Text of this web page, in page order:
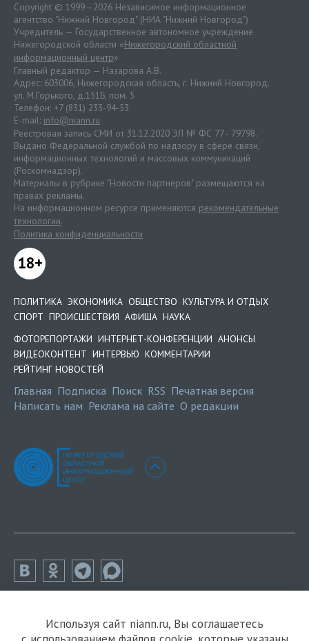
Copyright © 1999—2026 Независимое информационное
агентство "Нижний Новгород" (НИА "Нижний Новгород")
Учредитель — Государственное автономное учреждение
Нижегородской области «Нижегородский областной
информационный центр»
Главный редактор — Назарова А.В.
Адрес: 603006, Нижегородская область, г. Нижний Новгород.
ул. М.Горького, д.151Б, пом. 5
Телефон: +7 (831) 233-94-53
E-mail: info@niann.ru
Реестровая запись СМИ от 31.12.2020 ЭЛ № ФС 77 - 79798.
Выдано Федеральной службой по надзору в сфере связи,
информационных технологий и массовых коммуникаций
(Роскомнадзор).
Материалы в рубрике "Новости партнеров" размещаются на
правах рекламы.
На информационном ресурсе применяются рекомендательные
технологии.
Политика конфиденциальности
18+
ПОЛИТИКА ЭКОНОМИКА ОБЩЕСТВО КУЛЬТУРА И ОТДЫХ
СПОРТ ПРОИСШЕСТВИЯ АФИША НАУКА
ФОТОРЕПОРТАЖИ ИНТЕРНЕТ-КОНФЕРЕНЦИИ АНОНСЫ
ВИДЕОКОНТЕНТ ИНТЕРВЬЮ КОММЕНТАРИИ
РЕЙТИНГ НОВОСТЕЙ
Главная Подписка Поиск RSS Печатная версия
Написать нам Реклама на сайте О редакции
Используя сайт niann.ru, Вы соглашаетесь